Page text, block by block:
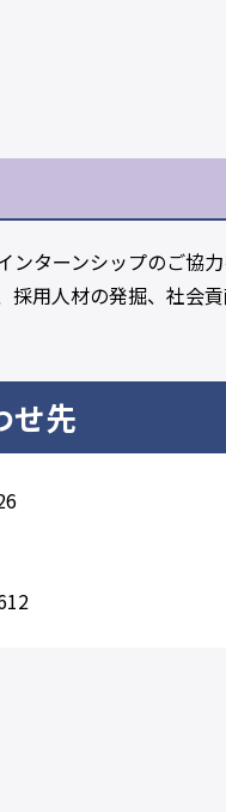
ターンシップのご協力
用人材の発掘、社会
せ先